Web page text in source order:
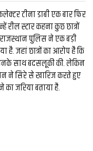
टीना डाबी एक बार फिर
रील स्टार कहना कुछ छात्रों
पुलिस ने एक बड़ी
है. जहां छात्रों का आरोप है कि
साथ बदसलूकी की. लेकिन
ने सिरे से खारिज करते हुए
जरिया बताया है.